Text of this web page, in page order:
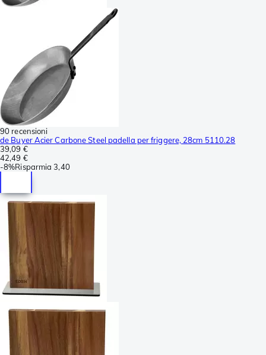
90 recensioni
de Buyer Acier Carbone Steel padella per friggere, 28cm 5110.28
39,09 €
42,49 €
-8%Risparmia 3,40